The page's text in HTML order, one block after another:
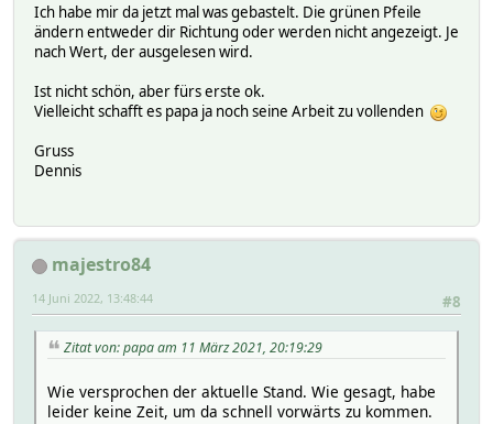
Ich habe mir da jetzt mal was gebastelt. Die grünen Pfeile
ändern entweder dir Richtung oder werden nicht angezeigt. Je
nach Wert, der ausgelesen wird.
Ist nicht schön, aber fürs erste ok.
Vielleicht schafft es papa ja noch seine Arbeit zu vollenden
Gruss
Dennis
majestro84
#8
14 Juni 2022, 13:48:44
Zitat von: papa am 11 März 2021, 20:19:29
Wie versprochen der aktuelle Stand. Wie gesagt, habe
leider keine Zeit, um da schnell vorwärts zu kommen.